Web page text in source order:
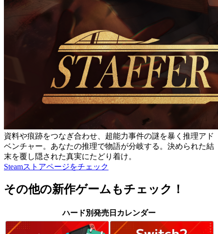
資料や痕跡をつなぎ合わせ、超能力事件の謎を暴く推理アド
ベンチャー。あなたの推理で物語が分岐する。決められた結
末を覆し隠された真実にたどり着け。
Steamストアページをチェック
その他の新作ゲームもチェック！
ハード別発売日カレンダー